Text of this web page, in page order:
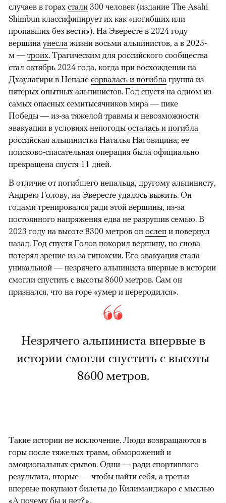
случаев в горах стали 300 человек (издание The Asahi
Shimbun классифицирует их как «погибших или
пропавших без вести»). На Эвересте в 2024 году
вершина унесла жизни восьми альпинистов, а в 2025-
м — троих. Трагическим для российского сообщества
стал октябрь 2024 года, когда при восхождении на
Дхаулагири в Непале сорвалась и погибла группа из
пятерых опытных альпинистов. Год спустя на одном из
самых опасных семитысячников мира — пике
Победы — из-за тяжелой травмы и невозможности
эвакуации в условиях непогоды осталась и погибла
российская альпинистка Наталья Наговицина; ее
поисково-спасательная операция была официально
прекращена спустя 11 дней.
В отличие от погибшего непальца, другому альпинисту,
Андрею Голову, на Эвересте удалось выжить. Он
годами тренировался ради этой вершины, из-за
постоянного напряжения едва не разрушив семью. В
2023 году на высоте 8300 метров он ослеп и повернул
назад. Год спустя Голов покорил вершину, но снова
потерял зрение из-за гипоксии. Его эвакуация стала
уникальной — незрячего альпиниста впервые в истории
смогли спустить с высоты 8600 метров. Сам он
признался, что на горе «умер и переродился».
Незрячего альпиниста впервые в
истории смогли спустить с высоты
8600 метров.
Такие истории не исключение. Люди возвращаются в
горы после тяжелых травм, обморожений и
эмоциональных срывов. Одни — ради спортивного
результата, вторые — чтобы найти себя, а третьи
впервые покупают билеты до Килиманджаро с мыслью
«А почему бы и нет?».